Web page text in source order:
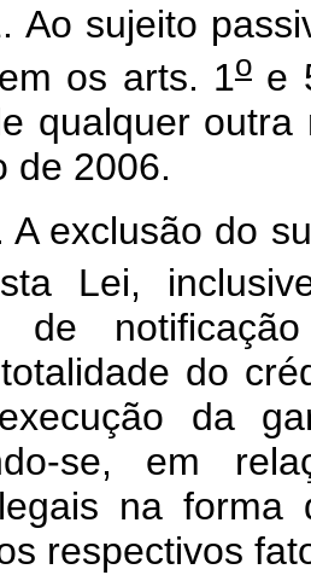
Ao sujeito
os arts. 1oe
qualquer
de 2006.
A exclusão do
Lei,
de
do
da
se, em
na
respectivos